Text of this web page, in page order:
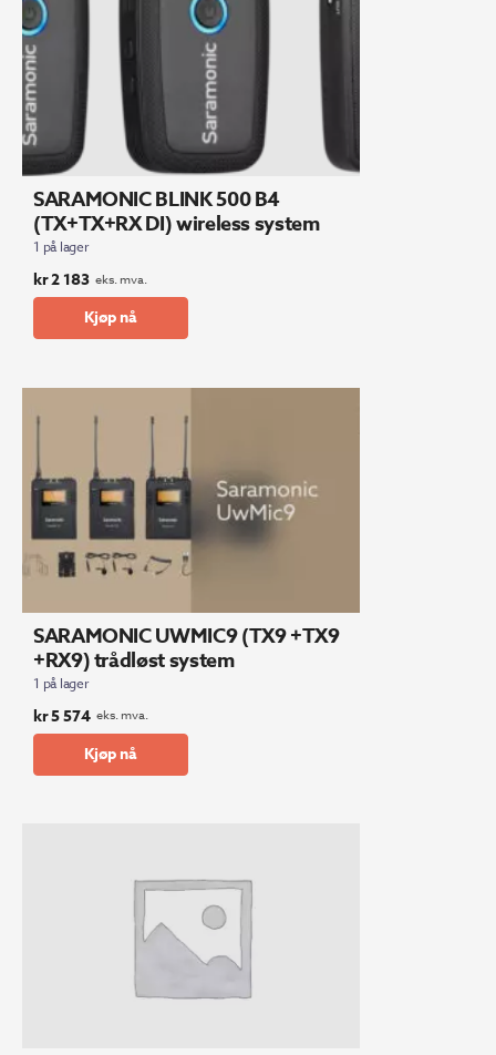
SARAMONIC BLINK 500 B4
(TX+TX+RX DI) wireless system
1 på lager
kr2 183 eks. mva.
Kjøp nå
SARAMONIC UWMIC9 (TX9 +TX9
+RX9) trådløst system
1 på lager
kr5 574 eks. mva.
Kjøp nå